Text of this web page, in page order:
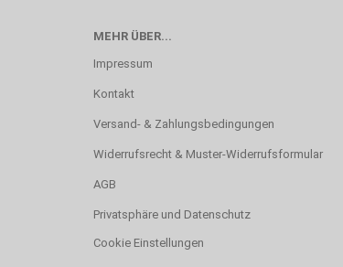
MEHR ÜBER...
Impressum
Kontakt
Versand- & Zahlungsbedingungen
Widerrufsrecht & Muster-Widerrufsformular
AGB
Privatsphäre und Datenschutz
Cookie Einstellungen